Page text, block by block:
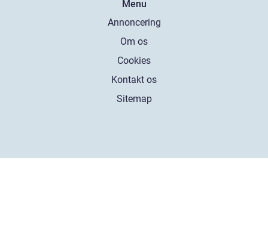
Menu
Annoncering
Om os
Cookies
Kontakt os
Sitemap